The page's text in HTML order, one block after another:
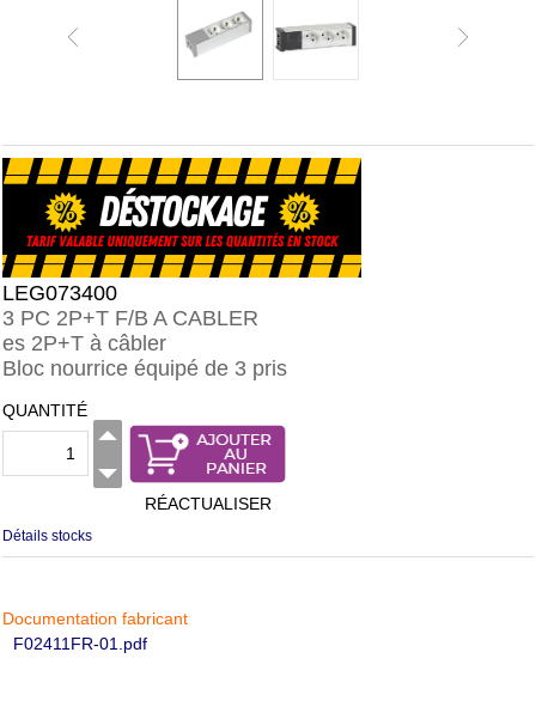
LEG073400
3 PC 2P+T F/B A CABLER
es 2P+T à câbler
Bloc nourrice équipé de 3 pris
QUANTITÉ
RÉACTUALISER
Détails stocks
Documentation fabricant
F02411FR-01.pdf